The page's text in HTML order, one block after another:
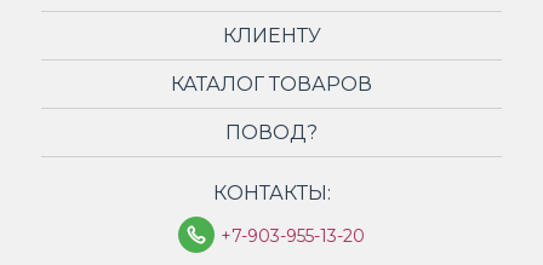
КЛИЕНТУ
КАТАЛОГ ТОВАРОВ
ПОВОД?
КОНТАКТЫ:
+7-903-955-13-20